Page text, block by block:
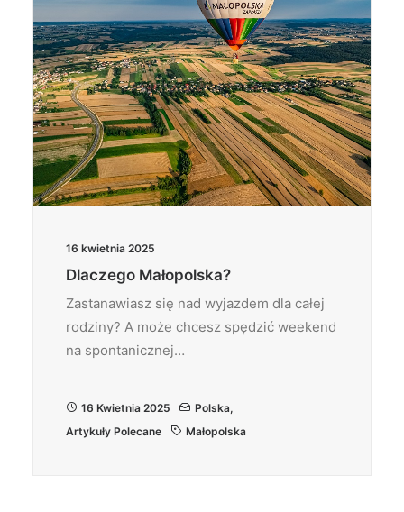
16 kwietnia 2025
Dlaczego Małopolska?
Zastanawiasz się nad wyjazdem dla całej
rodziny? A może chcesz spędzić weekend
na spontanicznej…
16 Kwietnia 2025 Polska,
Artykuły Polecane
Małopolska